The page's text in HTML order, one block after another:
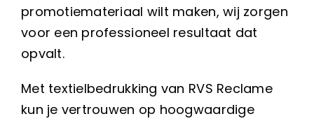
promotiemateriaal wilt maken, wij zorgen
voor een professioneel resultaat dat
opvalt.
Met textielbedrukking van RVS Reclame
kun je vertrouwen op hoogwaardige